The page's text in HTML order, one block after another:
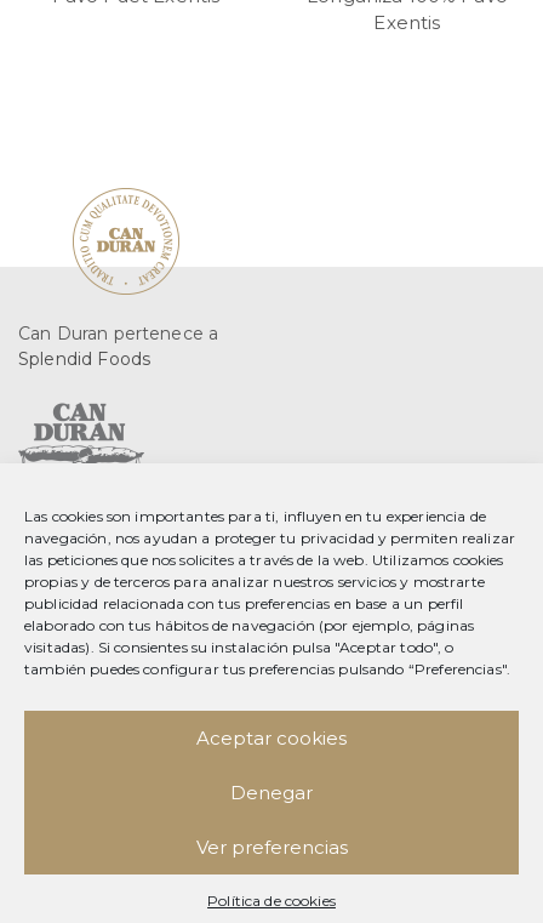
Las cookies son importantes para ti, influyen en tu experiencia de
navegación, nos ayudan a proteger tu privacidad y permiten realizar
las peticiones que nos solicites a través de la web. Utilizamos cookies
propias y de terceros para analizar nuestros servicios y mostrarte
publicidad relacionada con tus preferencias en base a un perfil
elaborado con tus hábitos de navegación (por ejemplo, páginas
visitadas). Si consientes su instalación pulsa "Aceptar todo", o
también puedes configurar tus preferencias pulsando “Preferencias".
Aceptar cookies
Denegar
Ver preferencias
Política de cookies
Exentis
Can Duran pertenece a
Splendid Foods
C. Gurri, 2 08553 Seva
Barcelona, Spain
T 34 93 889 23 35
F 34 93 889 20 78
info@splendid-foods.com
Aviso legal
Política de privacidad
Instagram